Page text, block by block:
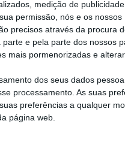
medição de
permissão, nós e os
precisos através da procura
e pela parte dos nossos
mais pormenorizadas e
dos seus dados
processamento. As suas
preferências a qualquer
página web.
Fevereiro Ano: 2001
Quilómetros: 460.000 km Tipo
220 Mês de Registo: Outubro